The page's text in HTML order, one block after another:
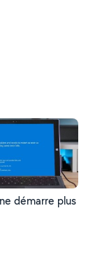
démarre plus